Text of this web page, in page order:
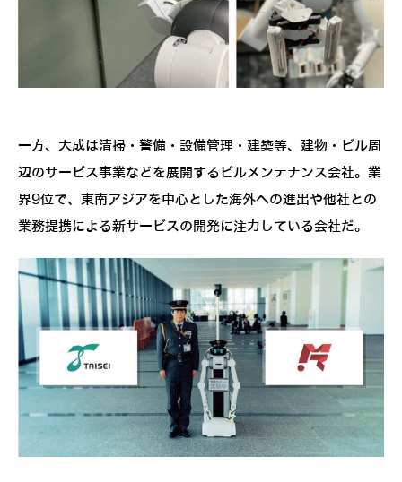
一方、大成は清掃・警備・設備管理・建築等、建物・ビル周
辺のサービス事業などを展開するビルメンテナンス会社。業
界9位で、東南アジアを中心とした海外への進出や他社との
業務提携による新サービスの開発に注力している会社だ。